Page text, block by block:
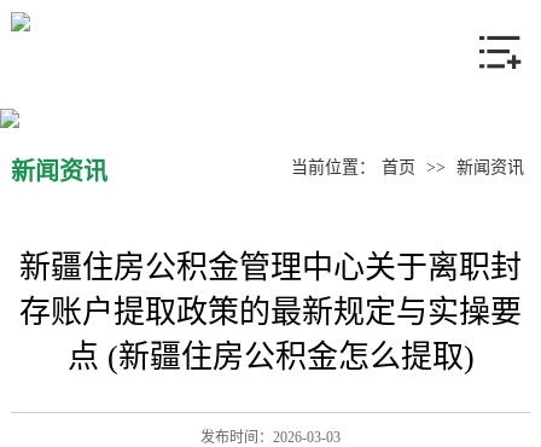
产品中心
联系我们
新闻资讯 当前位置： 首页 >> 新闻资讯
新疆住房公积金管理中心关于离职封
存账户提取政策的最新规定与实操要
点 (新疆住房公积金怎么提取)
发布时间：2026-03-03